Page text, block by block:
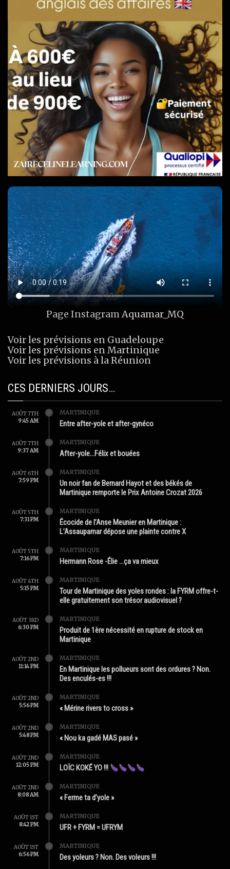
Page InstagramAquamar_MQ
Voir les prévisions en Guadeloupe
Voir les prévisions en Martinique
Voir les prévisions à la Réunion
CES DERNIERS JOURS…
AOÛT 7TH
9:45 AM
MARTINIQUE
Entre after-yole et after-gynéco
AOÛT 7TH
9:37 AM
MARTINIQUE
After-yole…Félix et bouées
AOÛT 6TH
7:59 PM
MARTINIQUE
Un noir fan de Bernard Hayot et des békés de
Martinique remporte le Prix Antoine Crozat 2026
AOÛT 5TH
7:31 PM
MARTINIQUE
Écocide de l’Anse Meunier en Martinique :
L’Assaupamar dépose une plainte contre X
AOÛT 5TH
7:16 PM
MARTINIQUE
Hermann Rose -Élie …ça va mieux
AOÛT 4TH
5:15 PM
MARTINIQUE
Tour de Martinique des yoles rondes : la FYRM offre-t-
elle gratuitement son trésor audiovisuel ?
AOÛT 3RD
6:30 PM
MARTINIQUE
Produit de 1ère nécessité en rupture de stock en
Martinique
AOÛT 2ND
11:14 PM
MARTINIQUE
En Martinique les pollueurs sont des ordures ? Non.
Des enculés-es !!!
AOÛT 2ND
5:56 PM
MARTINIQUE
« Mérine rivers to cross »
AOÛT 2ND
5:48 PM
MARTINIQUE
« Nou ka gadé MAS pasé »
AOÛT 2ND
12:05 PM
MARTINIQUE
LOÏC KOKÉ YO !!!
AOÛT 2ND
8:08 AM
MARTINIQUE
« Ferme ta d’yole »
AOÛT 1ST
8:42 PM
MARTINIQUE
UFR + FYRM = UFRYM
AOÛT 1ST
6:56 PM
MARTINIQUE
Des yoleurs ? Non. Des voleurs !!!